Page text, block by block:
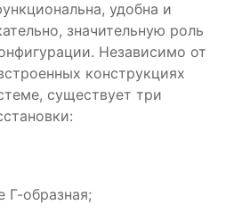
удобна и
значительную роль
Независимо от
конструкциях
существует три
Г-образная;